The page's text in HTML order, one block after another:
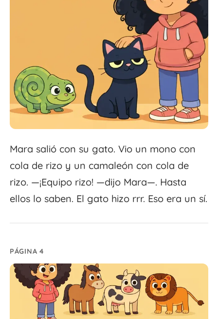
Mara salió con su gato. Vio un mono con
cola de rizo y un camaleón con cola de
rizo. —¡Equipo rizo! —dijo Mara—. Hasta
ellos lo saben. El gato hizo rrr. Eso era un sí.
PÁGINA 4